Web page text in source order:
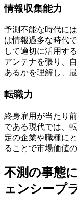
情報収集能力
予測不能な時代に
は情報過多な時代
して適切に活用す
アンテナを張り、
あるかを理解し、
転職力
終身雇用が当たり
である現代では、
定の企業や職種に
ることで市場価値
不測の事態
ェンシープ